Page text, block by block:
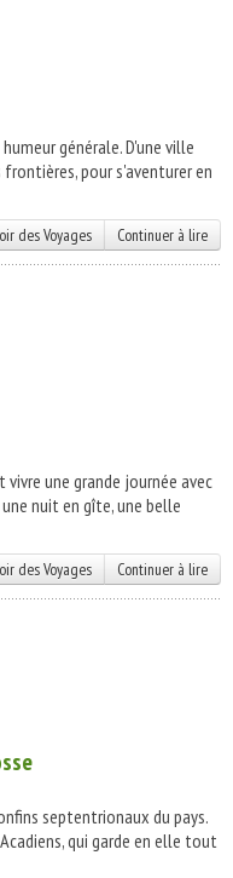
générale. D'une ville
pour s'aventurer en
des Voyages Continuer à lire
une grande journée avec
nuit en gîte, une belle
des Voyages Continuer à lire
septentrionaux du pays.
qui garde en elle tout